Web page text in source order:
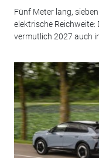
Fünf Meter lang,
elektrische Reichweite:
vermutlich 2027 auch